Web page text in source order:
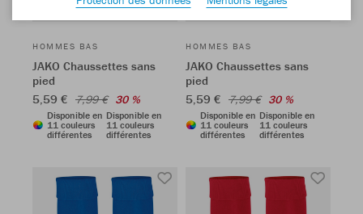
HOMMES BAS
JAKO Chaussettes sans
pied
5,59 € 7,99 € 30 %
Disponible en
11 couleurs
différentes
Disponible en
11 couleurs
différentes
HOMMES BAS
JAKO Chaussettes sans
pied
5,59 € 7,99 € 30 %
Disponible en
11 couleurs
différentes
Disponible en
11 couleurs
différentes